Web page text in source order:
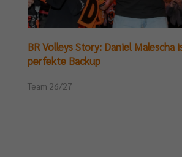
BR Volleys Story: Daniel Malescha
perfekte Backup
Team 26/27